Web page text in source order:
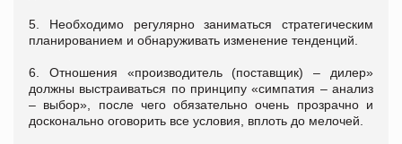
5. Необходимо регулярно заниматься стратегическим
планированием и обнаруживать изменение тенденций.
6. Отношения «производитель (поставщик) – дилер»
должны выстраиваться по принципу «симпатия – анализ
– выбор», после чего обязательно очень прозрачно и
досконально оговорить все условия, вплоть до мелочей.